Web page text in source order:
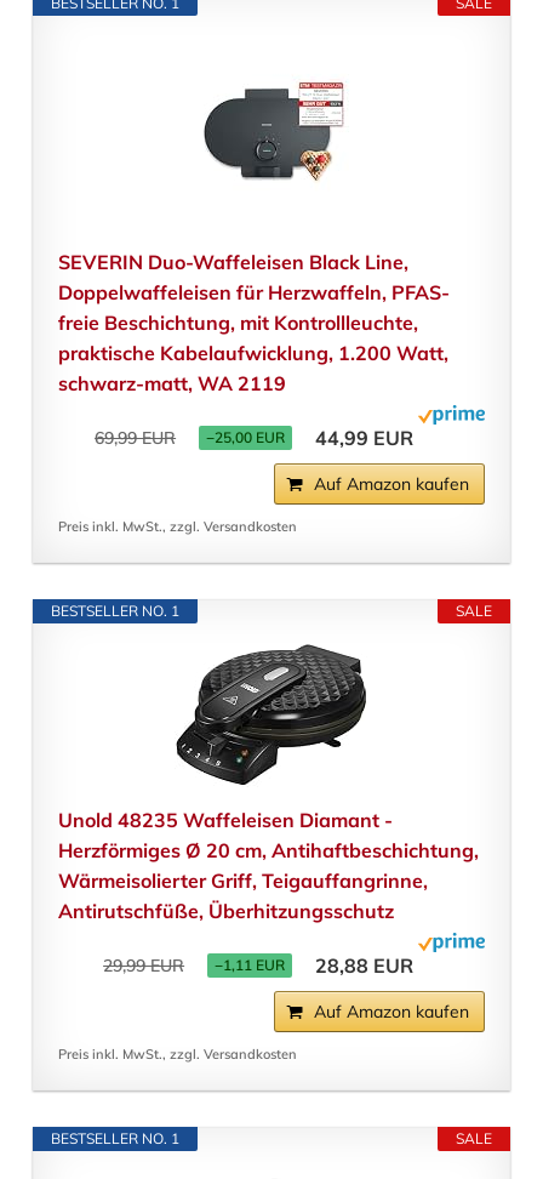
SEVERIN Duo-Waffeleisen Black Line,
Doppelwaffeleisen für Herzwaffeln, PFAS-
freie Beschichtung, mit Kontrollleuchte,
praktische Kabelaufwicklung, 1.200 Watt,
schwarz-matt, WA 2119
69,99 EUR −25,00 EUR 44,99 EUR
Auf Amazon kaufen
Preis inkl. MwSt., zzgl. Versandkosten
SALE
BESTSELLER NO. 1
Unold 48235 Waffeleisen Diamant -
Herzförmiges Ø 20 cm, Antihaftbeschichtung,
Wärmeisolierter Griff, Teigauffangrinne,
Antirutschfüße, Überhitzungsschutz
29,99 EUR −1,11 EUR 28,88 EUR
Auf Amazon kaufen
Preis inkl. MwSt., zzgl. Versandkosten
SALE
BESTSELLER NO. 1